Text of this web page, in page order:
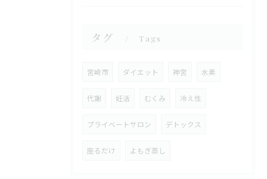
タグ Tags
宮崎市 ダイエット 神宮 水素
代謝 妊活 むくみ 冷え性
プライベートサロン デトックス
座るだけ よもぎ蒸し